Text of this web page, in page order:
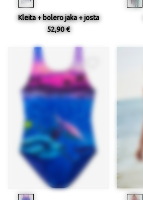
Kleita + bolero jaka + josta
52,90 €